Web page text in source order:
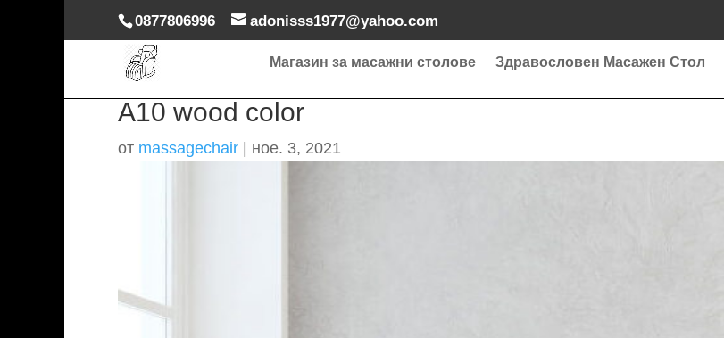
0877806996 adonisss1977@yahoo.com
Магазин за масажни столове Здравословен Масажен Стол
A10 wood color
от massagechair ное. 3, 2021